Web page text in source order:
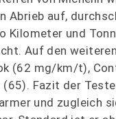
Abrieb auf,
Kilometer und
Auf den
(62 mg/km/t),
(65). Fazit der
und zugleich